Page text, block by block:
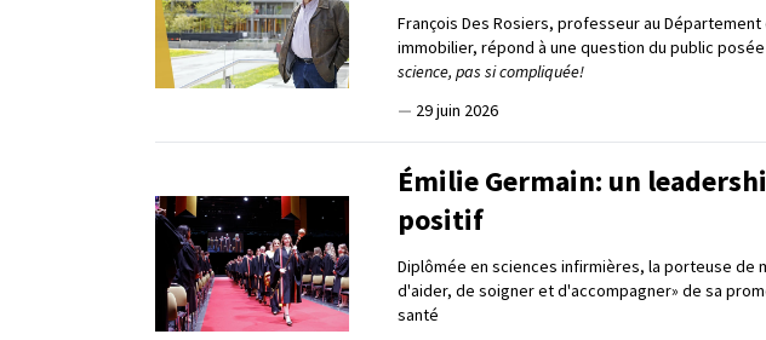
François Des Rosiers, professeur au
immobilier, répond à une question du public
science, pas si compliquée!
— 29 juin 2026
Émilie Germain: un
positif
Diplômée en sciences infirmières, la porteuse de
d'aider, de soigner et d'accompagner» de sa
santé